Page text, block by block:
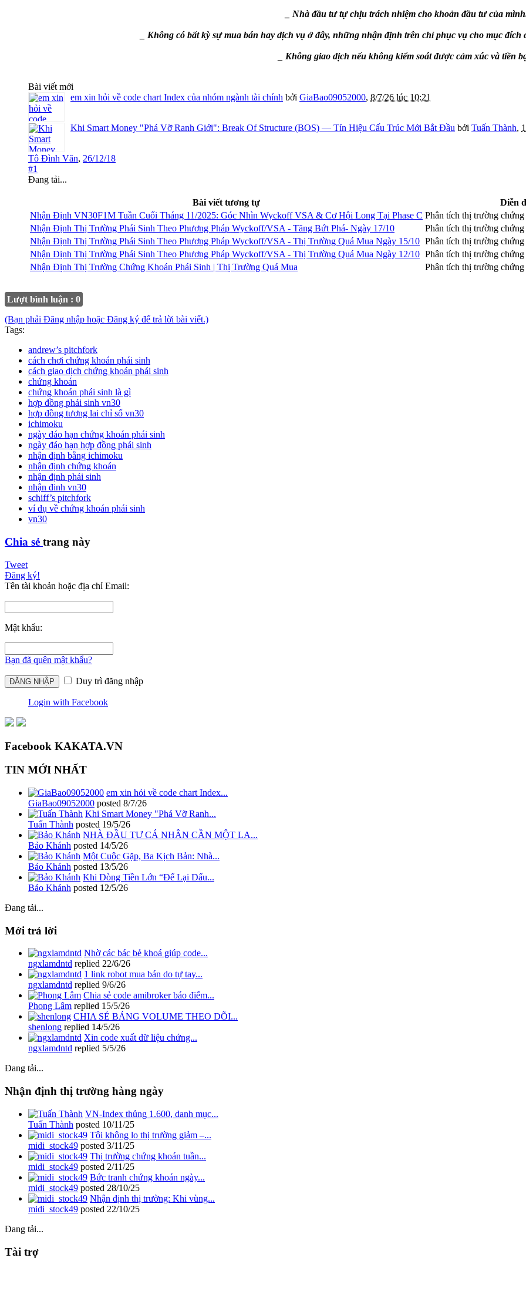
_ Nhà đầu tư tự chịu trách nhiệm cho khoản đầu tư của
_ Không có bất kỳ sự mua bán hay dịch vụ ở đây, những nhận định trên chỉ phục vụ cho mục đích
_ Không giao dịch nếu không kiểm soát được cảm xúc và tiền
Bài viết mới
em xin hỏi về code chart Index của nhóm ngành tài chính bởi GiaBao09052000, 8/7/26 lúc 10:21
Khi Smart Money "Phá Vỡ Ranh Giới": Break Of Structure (BOS) — Tín Hiệu Cấu Trúc Mới Bắt Đầu bởi Tuấn Thành,
Tô Đình Văn, 26/12/18
#1
Đang tải...
Bài viết tương tự Diễn
Nhận Định VN30F1M Tuần Cuối Tháng 11/2025: Góc Nhìn Wyckoff VSA & Cơ Hội Long Tại Phase C Phân tích thị trường
Nhận Định Thị Trường Phái Sinh Theo Phương Pháp Wyckoff/VSA - Tăng Bứt Phá- Ngày 17/10
Phân tích thị trường
Nhận Định Thị Trường Phái Sinh Theo Phương Pháp Wyckoff/VSA - Thị Trường Quá Mua Ngày 15/10 Phân tích thị trường
Nhận Định Thị Trường Phái Sinh Theo Phương Pháp Wyckoff/VSA - Thị Trường Quá Mua Ngày 12/10 Phân tích thị trường
Nhận Định Thị Trường Chứng Khoán Phái Sinh | Thị Trường Quá Mua
Phân tích thị trường
Lượt bình luận : 0
(Bạn phải Đăng nhập hoặc Đăng ký để trả lời bài viết.)
Tags:
andrew’s pitchfork
cách chơi chứng khoán phái sinh
cách giao dịch chứng khoán phái sinh
chứng khoán
chứng khoán phái sinh là gì
hợp đồng phái sinh vn30
hợp đồng tương lai chỉ số vn30
ichimoku
ngày đáo hạn chứng khoán phái sinh
ngày đáo hạn hợp đồng phái sinh
nhận định bằng ichimoku
nhận định chứng khoán
nhận định phái sinh
nhận đinh vn30
schiff’s pitchfork
ví dụ về chứng khoán phái sinh
vn30
Chia sẻ trang này
Tweet
Đăng ký!
Tên tài khoản hoặc địa chỉ Email:
Mật khẩu:
Bạn đã quên mật khẩu?
Duy trì đăng nhập
Login with Facebook
Facebook KAKATA.VN
TIN MỚI NHẤT
em xin hỏi về code chart Index...
GiaBao09052000 posted 8/7/26
Khi Smart Money "Phá Vỡ Ranh...
Tuấn Thành posted 19/5/26
NHÀ ĐẦU TƯ CÁ NHÂN CẦN MỘT LA...
Bảo Khánh posted 14/5/26
Một Cuộc Gặp, Ba Kịch Bản: Nhà...
Bảo Khánh posted 13/5/26
Khi Dòng Tiền Lớn “Để Lại Dấu...
Bảo Khánh posted 12/5/26
Đang tải...
Mới trả lời
Nhờ các bác bẻ khoá giúp code...
ngxlamdntd replied 22/6/26
1 link robot mua bán do tự tay...
ngxlamdntd replied 9/6/26
Chia sẻ code amibroker báo điểm...
Phong Lâm replied 15/5/26
CHIA SẺ BẢNG VOLUME THEO DÕI...
shenlong replied 14/5/26
Xin code xuất dữ liệu chứng...
ngxlamdntd replied 5/5/26
Đang tải...
Nhận định thị trường hàng ngày
VN-Index thủng 1.600, danh mục...
Tuấn Thành posted 10/11/25
Tôi không lo thị trường giảm –...
midi_stock49 posted 3/11/25
Thị trường chứng khoán tuần...
midi_stock49 posted 2/11/25
Bức tranh chứng khoán ngày...
midi_stock49 posted 28/10/25
Nhận định thị trường: Khi vùng...
midi_stock49 posted 22/10/25
Đang tải...
Tài trợ